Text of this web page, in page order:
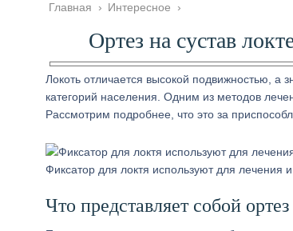
Главная › Интересное ›
Ортез на сустав
Локоть отличается высокой подвижностью, а
категорий населения. Одним из методов
Рассмотрим подробнее, что это за
Фиксатор для локтя используют для лечения
Что представляет собой ортез